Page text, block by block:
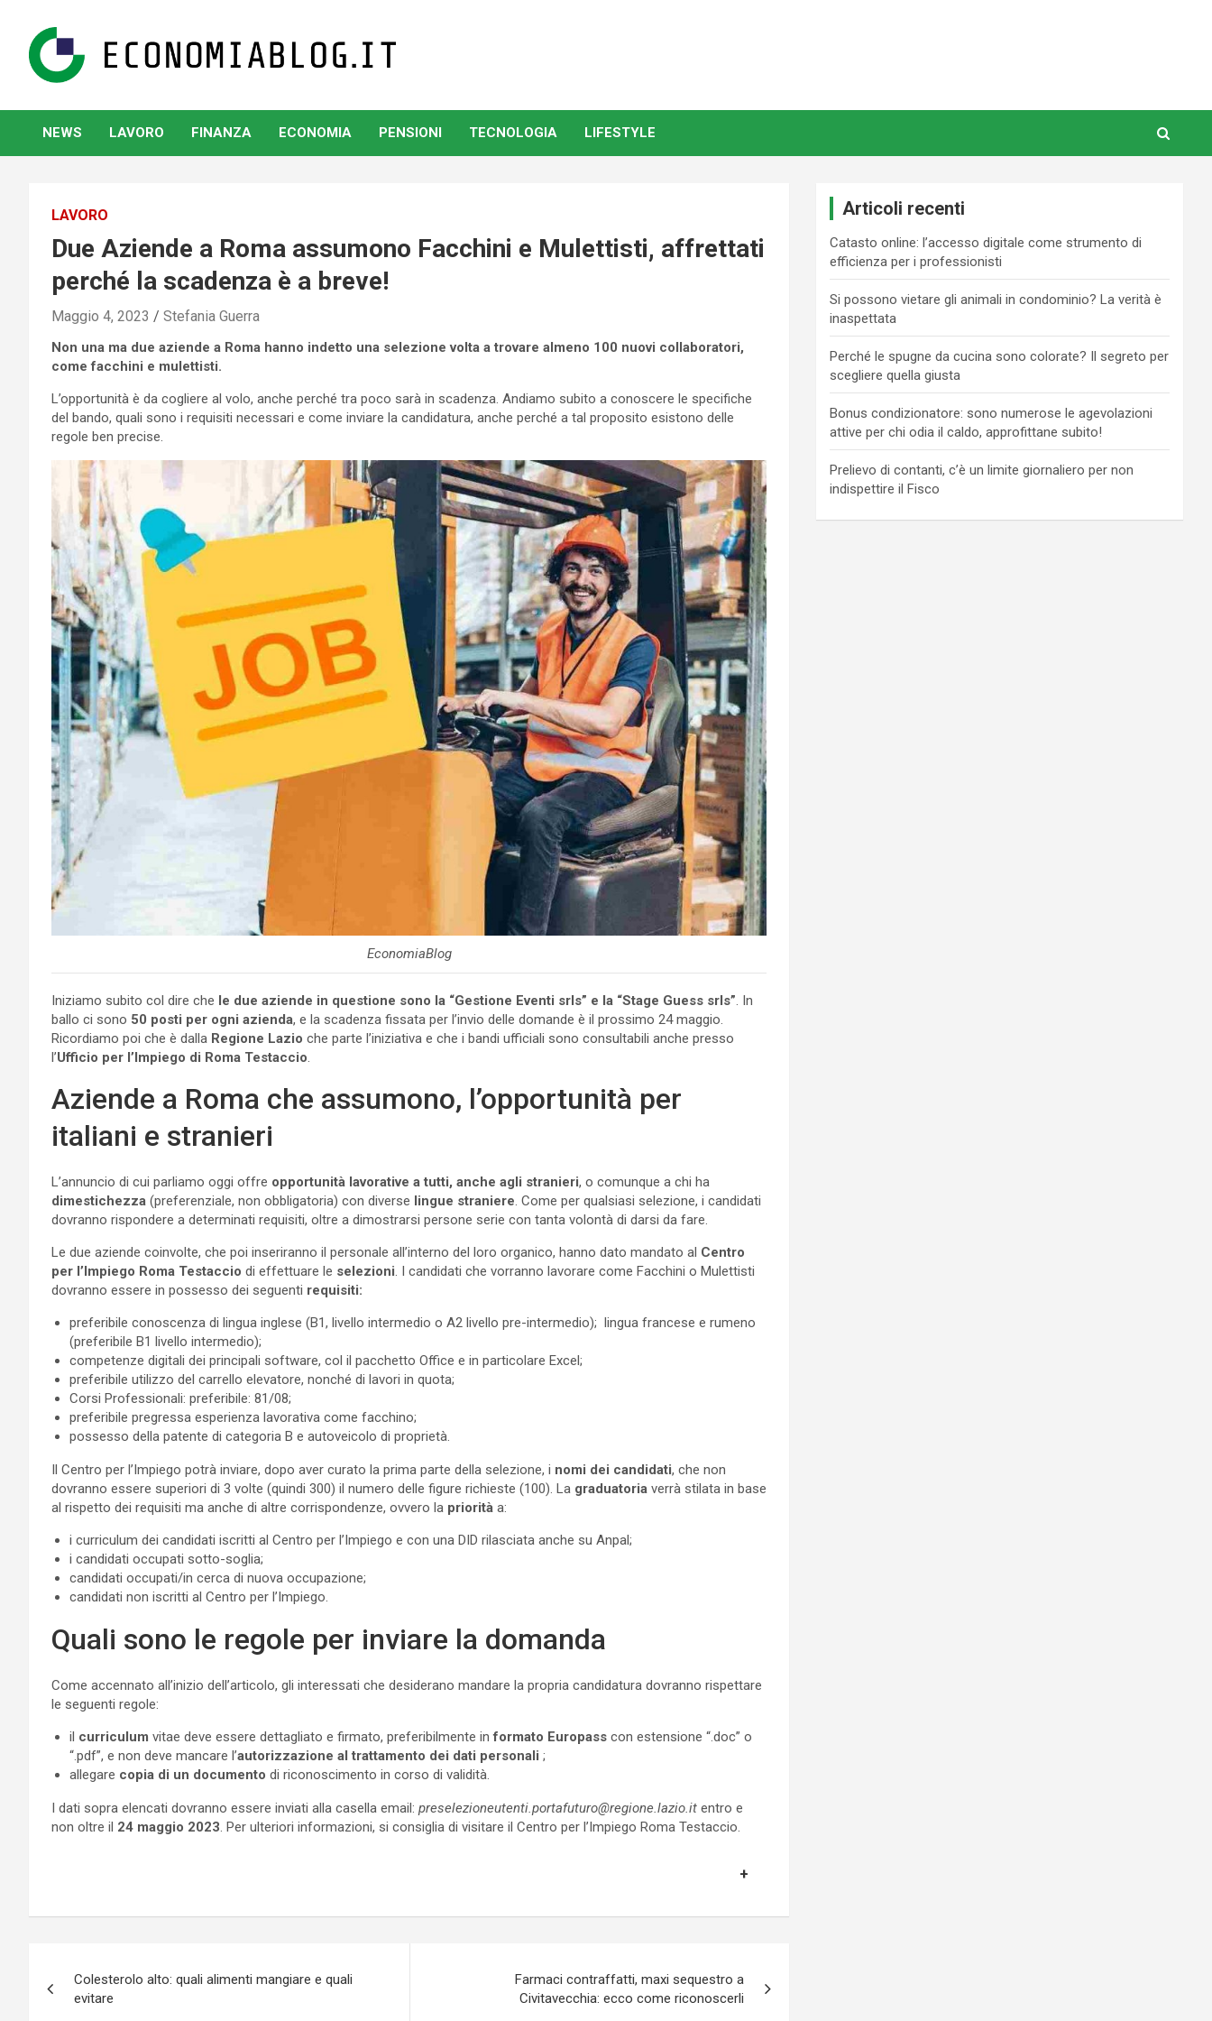
content
www.economiablog.it
NEWS LAVORO FINANZA ECONOMIA PENSIONI TECNOLOGIA LIFESTYLE
LAVORO
Due Aziende a Roma assumono Facchini e Mulettisti, affrettati
perché la scadenza è a breve!
Maggio 4, 2023 Stefania Guerra
Non una ma due aziende a Roma hanno indetto una selezione volta a trovare almeno 100 nuovi collaboratori,
come facchini e mulettisti.
L’opportunità è da cogliere al volo, anche perché tra poco sarà in scadenza. Andiamo subito a conoscere le specifiche
del bando, quali sono i requisiti necessari e come inviare la candidatura, anche perché a tal proposito esistono delle
regole ben precise.
EconomiaBlog
Iniziamo subito col dire che le due aziende in questione sono la “Gestione Eventi srls” e la “Stage Guess srls”. In
ballo ci sono 50 posti per ogni azienda, e la scadenza fissata per l’invio delle domande è il prossimo 24 maggio.
Ricordiamo poi che è dalla Regione Lazio che parte l’iniziativa e che i bandi ufficiali sono consultabili anche presso
l’Ufficio per l’Impiego di Roma Testaccio.
Aziende a Roma che assumono, l’opportunità per
italiani e stranieri
L’annuncio di cui parliamo oggi offre opportunità lavorative a tutti, anche agli stranieri, o comunque a chi ha
dimestichezza (preferenziale, non obbligatoria) con diverse lingue straniere. Come per qualsiasi selezione, i candidati
dovranno rispondere a determinati requisiti, oltre a dimostrarsi persone serie con tanta volontà di darsi da fare.
Le due aziende coinvolte, che poi inseriranno il personale all’interno del loro organico, hanno dato mandato al Centro
per l’Impiego Roma Testaccio di effettuare le selezioni. I candidati che vorranno lavorare come Facchini o Mulettisti
dovranno essere in possesso dei seguenti requisiti:
preferibile conoscenza di lingua inglese (B1, livello intermedio o A2 livello pre-intermedio); lingua francese e rumeno
(preferibile B1 livello intermedio);
competenze digitali dei principali software, col il pacchetto Office e in particolare Excel;
preferibile utilizzo del carrello elevatore, nonché di lavori in quota;
Corsi Professionali: preferibile: 81/08;
preferibile pregressa esperienza lavorativa come facchino;
possesso della patente di categoria B e autoveicolo di proprietà.
Il Centro per l’Impiego potrà inviare, dopo aver curato la prima parte della selezione, i nomi dei candidati, che non
dovranno essere superiori di 3 volte (quindi 300) il numero delle figure richieste (100). La graduatoria verrà stilata in base
al rispetto dei requisiti ma anche di altre corrispondenze, ovvero la priorità a:
i curriculum dei candidati iscritti al Centro per l’Impiego e con una DID rilasciata anche su Anpal;
i candidati occupati sotto-soglia;
candidati occupati/in cerca di nuova occupazione;
candidati non iscritti al Centro per l’Impiego.
Quali sono le regole per inviare la domanda
Come accennato all’inizio dell’articolo, gli interessati che desiderano mandare la propria candidatura dovranno rispettare
le seguenti regole:
il curriculum vitae deve essere dettagliato e firmato, preferibilmente in formato Europass con estensione “.doc” o
“.pdf”, e non deve mancare l’autorizzazione al trattamento dei dati personali ;
allegare copia di un documento di riconoscimento in corso di validità.
I dati sopra elencati dovranno essere inviati alla casella email: preselezioneutenti.portafuturo@regione.lazio.it entro e
non oltre il 24 maggio 2023. Per ulteriori informazioni, si consiglia di visitare il Centro per l’Impiego Roma Testaccio.
articoli
Colesterolo alto: quali alimenti mangiare e quali
evitare
Farmaci contraffatti, maxi sequestro a
Civitavecchia: ecco come riconoscerli
Articoli recenti
Catasto online: l’accesso digitale come strumento di
efficienza per i professionisti
Si possono vietare gli animali in condominio? La verità è
inaspettata
Perché le spugne da cucina sono colorate? Il segreto per
scegliere quella giusta
Bonus condizionatore: sono numerose le agevolazioni
attive per chi odia il caldo, approfittane subito!
Prelievo di contanti, c’è un limite giornaliero per non
indispettire il Fisco